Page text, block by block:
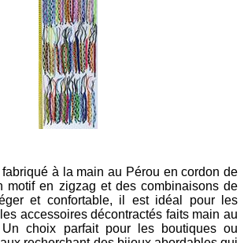
à la main au Pérou en cordon de
motif en zigzag et des combinaisons de
et confortable, il est idéal pour les
accessoires décontractés faits main au
Un choix parfait pour les boutiques ou